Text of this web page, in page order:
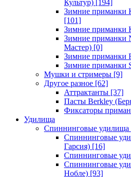
Культур) [194]
Зимние приманки
[101]
Зимние приманки
Зимние приманки
Мастер) [0]
Зимние приманки
Зимние приманки
Мушки и стримеры [9]
Другое разное [62]
Аттрактанты [37]
Пасты Berkley
Фиксаторы
Удилища
Спиннинговые удилища
Спиннинговые
Гарсия) [16]
Спиннинговые
Спиннинговые
Нобле) [93]